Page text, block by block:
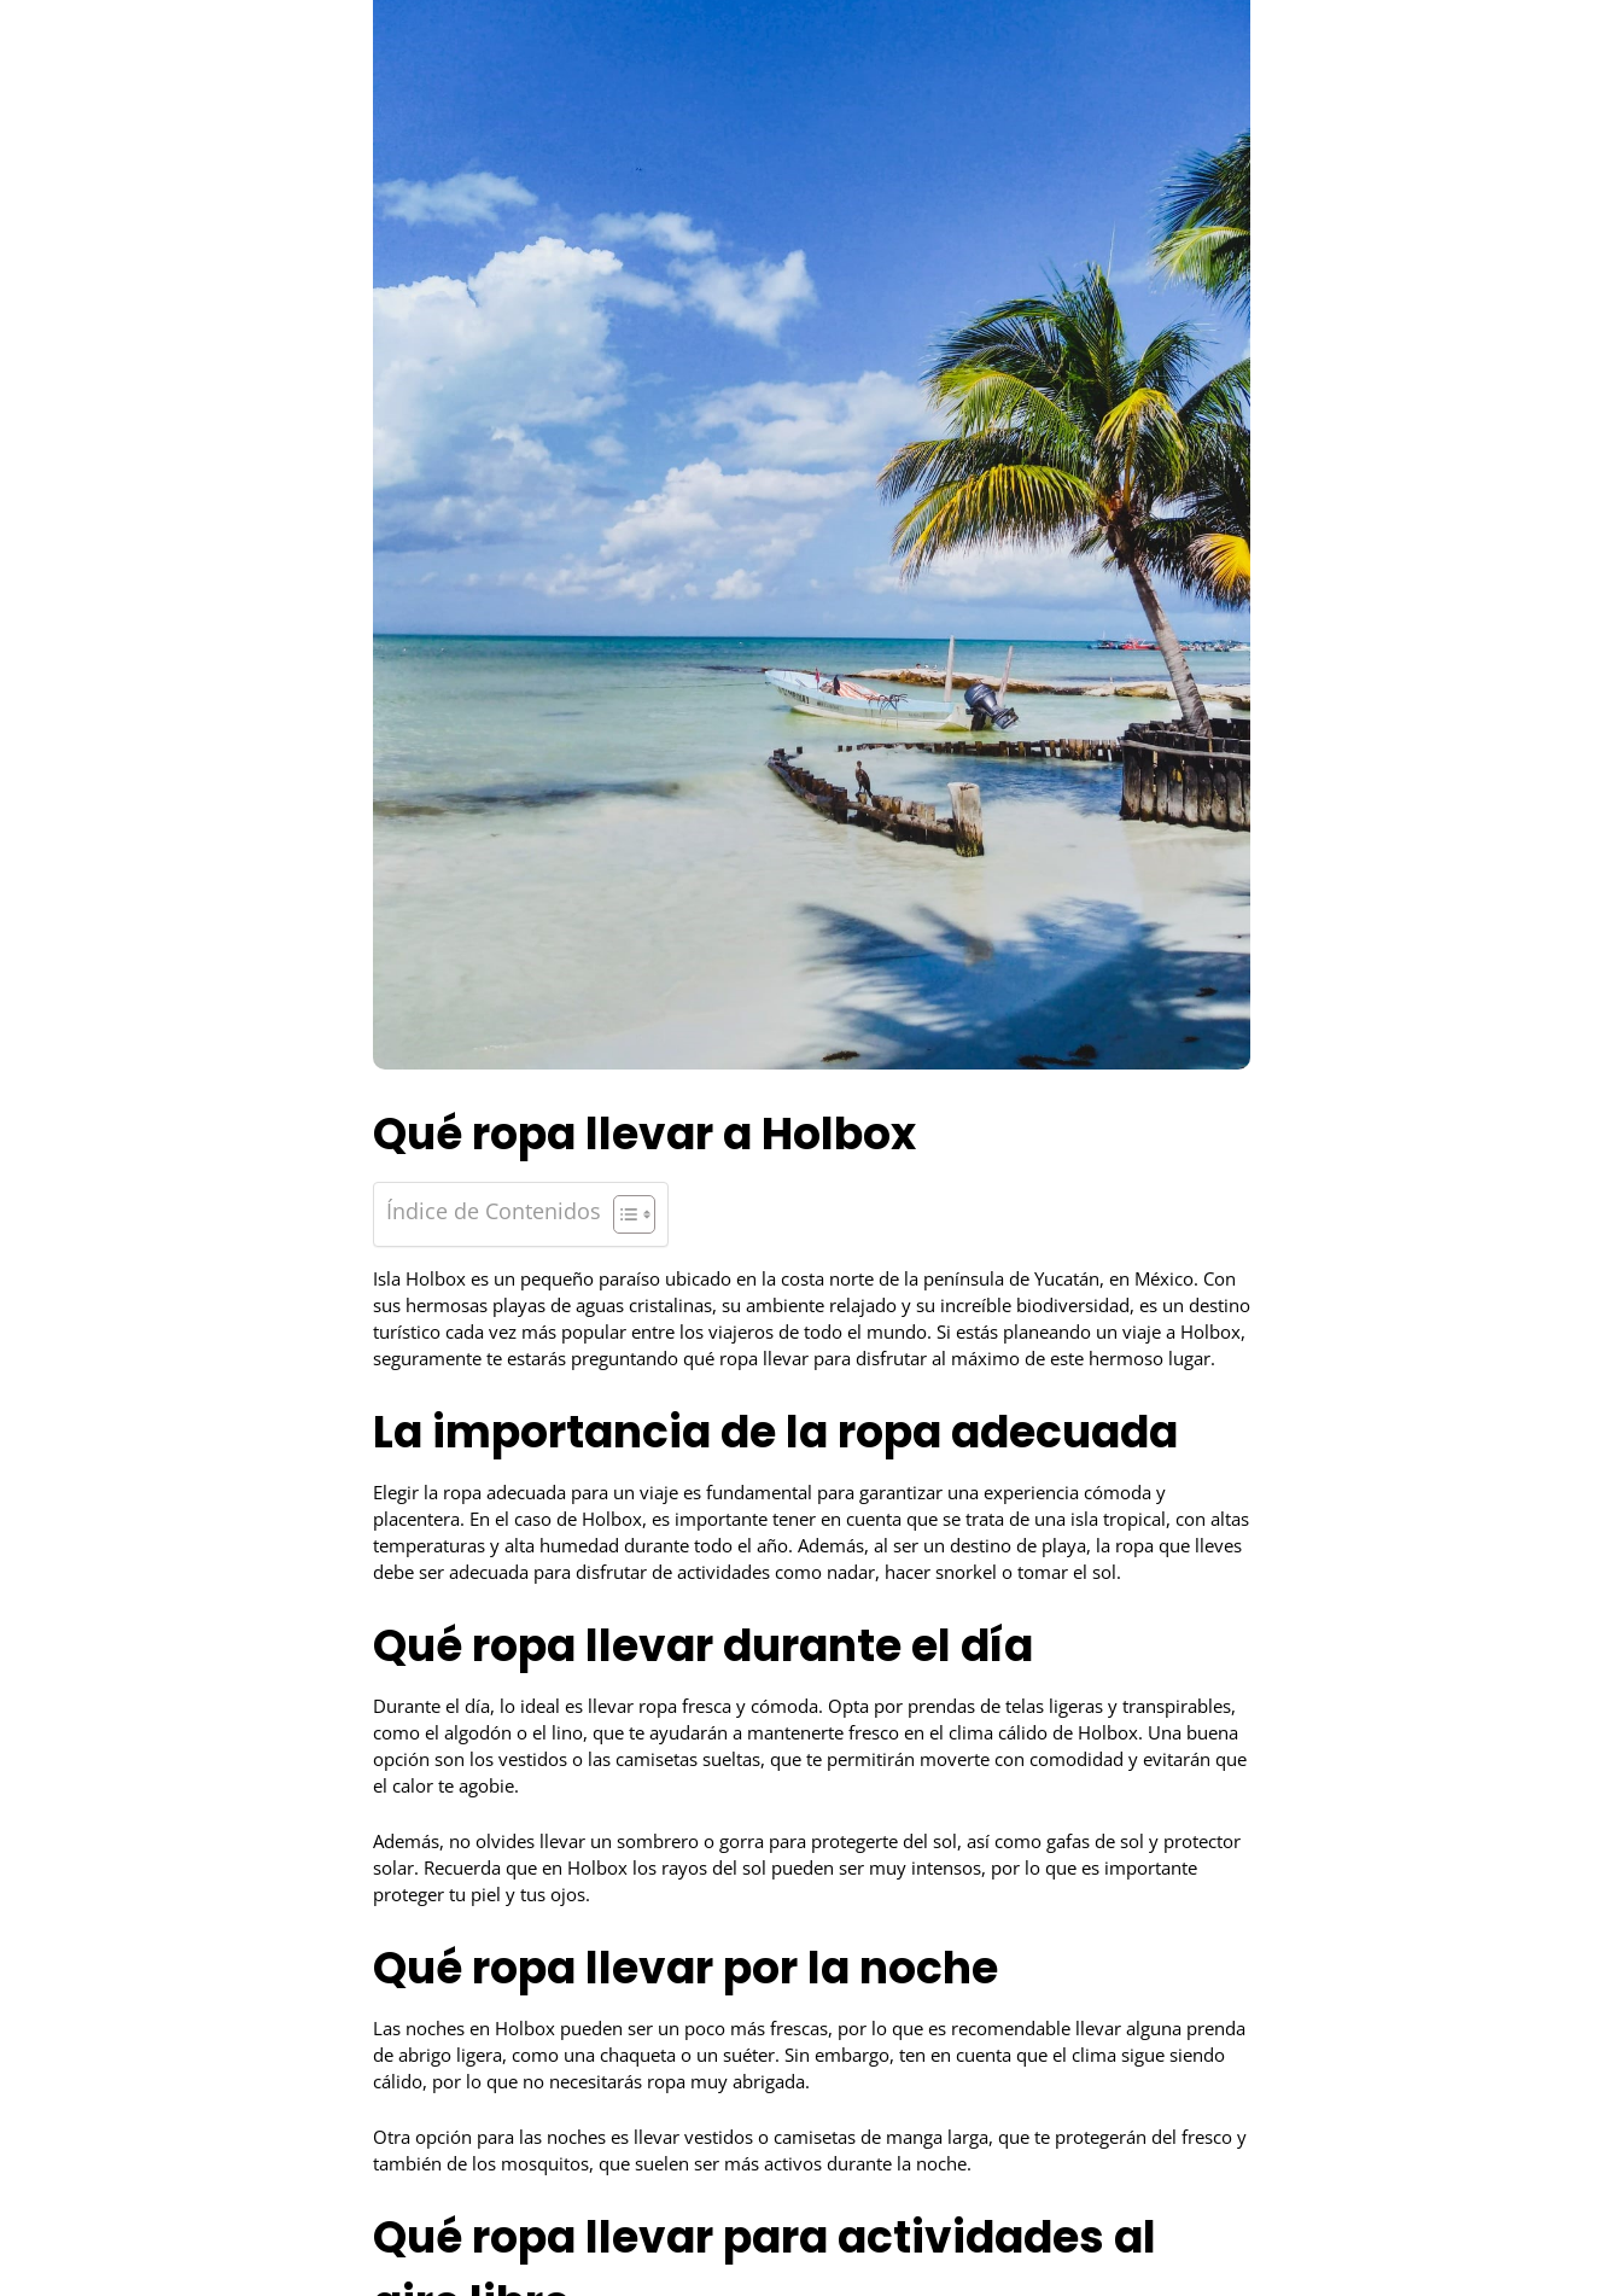
Qué ropa llevar a Holbox
Índice de Contenidos
Isla Holbox es un pequeño paraíso ubicado en la costa norte de la península de Yucatán, en México. Con
sus hermosas playas de aguas cristalinas, su ambiente relajado y su increíble biodiversidad, es un destino
turístico cada vez más popular entre los viajeros de todo el mundo. Si estás planeando un viaje a Holbox,
seguramente te estarás preguntando qué ropa llevar para disfrutar al máximo de este hermoso lugar.
La importancia de la ropa adecuada
Elegir la ropa adecuada para un viaje es fundamental para garantizar una experiencia cómoda y
placentera. En el caso de Holbox, es importante tener en cuenta que se trata de una isla tropical, con altas
temperaturas y alta humedad durante todo el año. Además, al ser un destino de playa, la ropa que lleves
debe ser adecuada para disfrutar de actividades como nadar, hacer snorkel o tomar el sol.
Qué ropa llevar durante el día
Durante el día, lo ideal es llevar ropa fresca y cómoda. Opta por prendas de telas ligeras y transpirables,
como el algodón o el lino, que te ayudarán a mantenerte fresco en el clima cálido de Holbox. Una buena
opción son los vestidos o las camisetas sueltas, que te permitirán moverte con comodidad y evitarán que
el calor te agobie.
Además, no olvides llevar un sombrero o gorra para protegerte del sol, así como gafas de sol y protector
solar. Recuerda que en Holbox los rayos del sol pueden ser muy intensos, por lo que es importante
proteger tu piel y tus ojos.
Qué ropa llevar por la noche
Las noches en Holbox pueden ser un poco más frescas, por lo que es recomendable llevar alguna prenda
de abrigo ligera, como una chaqueta o un suéter. Sin embargo, ten en cuenta que el clima sigue siendo
cálido, por lo que no necesitarás ropa muy abrigada.
Otra opción para las noches es llevar vestidos o camisetas de manga larga, que te protegerán del fresco y
también de los mosquitos, que suelen ser más activos durante la noche.
Qué ropa llevar para actividades al